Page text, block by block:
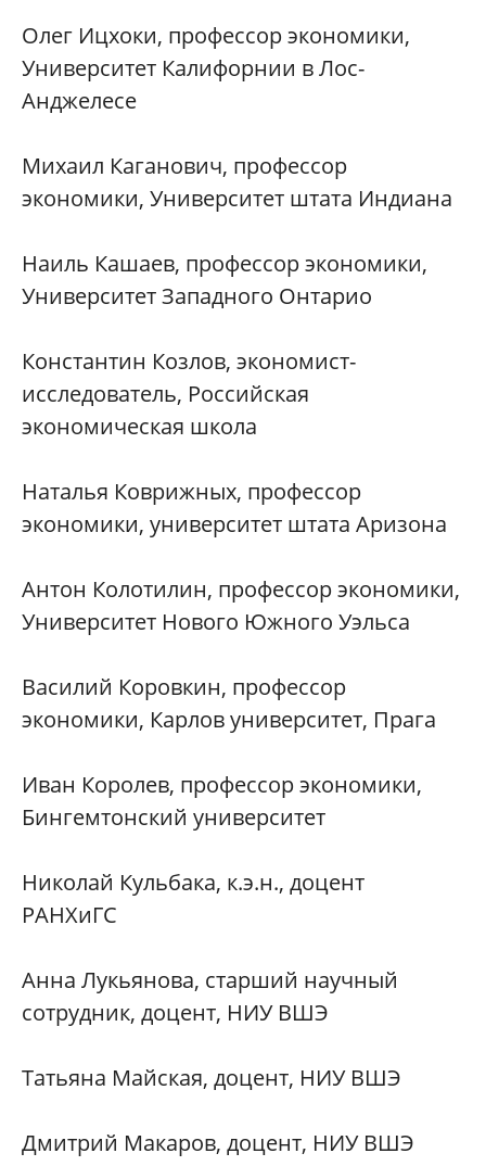
Олег Ицхоки, профессор экономики,
Университет Калифорнии в Лос-
Анджелесе
Михаил Каганович, профессор
экономики, Университет штата Индиана
Наиль Кашаев, профессор экономики,
Университет Западного Онтарио
Константин Козлов, экономист-
исследователь, Российская
экономическая школа
Наталья Коврижных, профессор
экономики, университет штата Аризона
Антон Колотилин, профессор экономики,
Университет Нового Южного Уэльса
Василий Коровкин, профессор
экономики, Карлов университет, Прага
Иван Королев, профессор экономики,
Бингемтонский университет
Николай Кульбака, к.э.н., доцент
РАНХиГС
Анна Лукьянова, старший научный
сотрудник, доцент, НИУ ВШЭ
Татьяна Майская, доцент, НИУ ВШЭ
Дмитрий Макаров, доцент, НИУ ВШЭ